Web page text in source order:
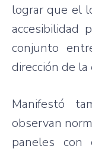
lograr que el
accesibilidad
conjunto
dirección de la
Manifestó
observan
paneles con